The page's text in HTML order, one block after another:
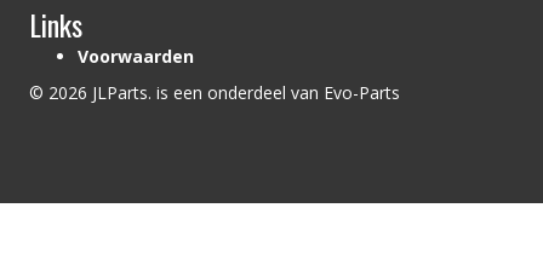
Links
Voorwaarden
© 2026 JLParts. is een onderdeel van Evo-Parts